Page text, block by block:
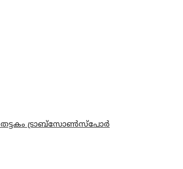
ട്രാബ്സോണ്‍സ്പോര്‍